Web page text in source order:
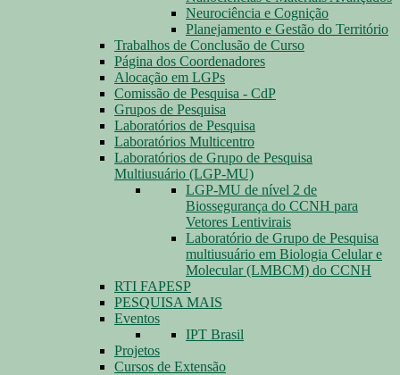
Neurociência e Cognição
Planejamento e Gestão do Território
Trabalhos de Conclusão de Curso
Página dos Coordenadores
Alocação em LGPs
Comissão de Pesquisa - CdP
Grupos de Pesquisa
Laboratórios de Pesquisa
Laboratórios Multicentro
Laboratórios de Grupo de Pesquisa
Multiusuário (LGP-MU)
LGP-MU de nível 2 de
Biossegurança do CCNH para
Vetores Lentivirais
Laboratório de Grupo de Pesquisa
multiusuário em Biologia Celular e
Molecular (LMBCM) do CCNH
RTI FAPESP
PESQUISA MAIS
Eventos
IPT Brasil
Projetos
Cursos de Extensão